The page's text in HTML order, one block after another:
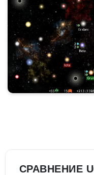
СРАВНЕНИЕ